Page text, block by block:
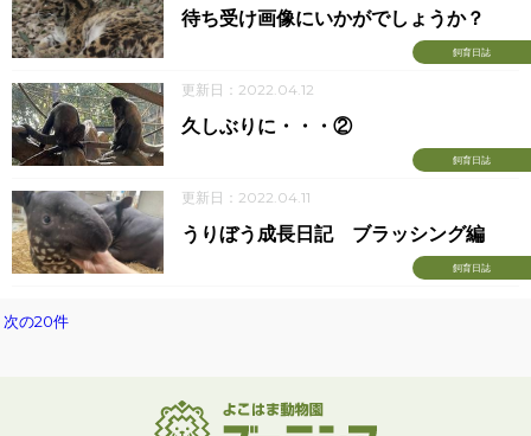
飼育日誌
待ち受け画像にいかがでしょうか？
更新日：2022.04.12
飼育日誌
久しぶりに・・・②
更新日：2022.04.11
飼育日誌
うりぼう成長日記 ブラッシング編
次の20件